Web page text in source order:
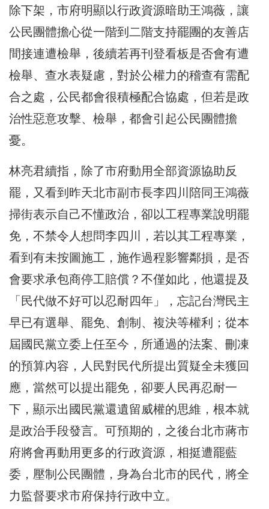
除下架，市府明顯以行政資源暗助王鴻薇，讓
公民團體擔心從一階到二階支持罷團的友善店
間接連遭檢舉，後續若再刊登看板是否會有遭
檢舉、查水表疑慮，對於公權力的稽查有需配
合之處，公民都會很積極配合協處，但若是政
治性惡意攻擊、檢舉，都會引起公民團體擔
憂。
林亮君續指，除了市府動用全部資源協助反
罷，又看到昨天北市副市長李四川陪同王鴻薇
掃街表示自己不懂政治，卻以工程專業說明罷
免，不禁令人想問李四川，若以其工程專業，
看到有未按圖施工，施作過程影響鄰損，是否
會要求承包商停工賠償？不僅如此，他還提及
「民代做不好可以忍耐四年」，忘記台灣民主
早已有選舉、罷免、創制、複決等權利；從本
屆國民黨立委上任至今，所通過的法案、刪凍
的預算內容，人民對民代所提出質疑全未獲回
應，當然可以提出罷免，卻要人民再忍耐一
下，顯示出國民黨還遺留威權的思維，根本就
是政治手段發言。可預期的，之後台北市蔣市
府將會再動用更多的行政資源，相挺遭罷藍
委，壓制公民團體，身為台北市的民代，將全
力監督要求市府保持行政中立。